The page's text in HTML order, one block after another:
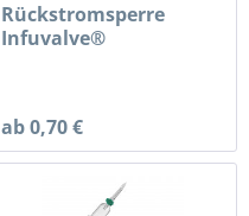
Rückstromsperre
Infuvalve®
ab 0,70 €